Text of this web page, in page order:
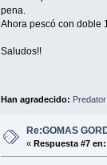
pena.
Ahora pescó con doble
Saludos!!
Han agradecido: Predator
Re:GOMAS
« Respuesta #7 en: